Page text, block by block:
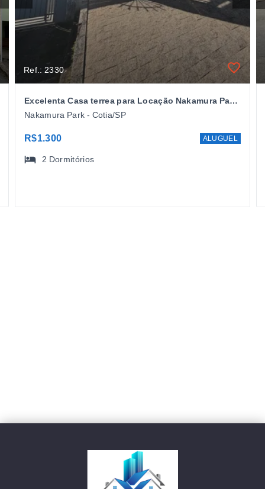
Ref.: 2330
Excelenta Casa terrea para Locação Nakamura Park - Cotia/SP
Nakamura Park - Cotia/SP
R$1.300 ALUGUEL
2 Dormitórios